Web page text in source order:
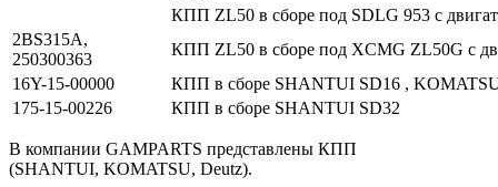
КПП ZL50 в сборе под SDLG 953 с
2BS315A,
250300363
КПП ZL50 в сборе под XCMG ZL50G с
16Y-15-00000
КПП в сборе SHANTUI SD16 ,
175-15-00226
КПП в сборе SHANTUI SD32
В компании GAMPARTS представлены КПП
(SHANTUI, KOMATSU, Deutz).